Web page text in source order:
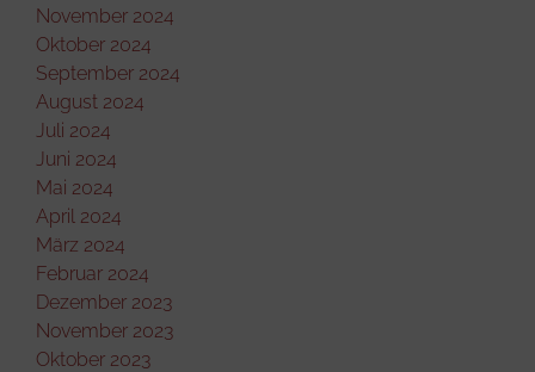
November 2024
Oktober 2024
September 2024
August 2024
Juli 2024
Juni 2024
Mai 2024
April 2024
März 2024
Februar 2024
Dezember 2023
November 2023
Oktober 2023